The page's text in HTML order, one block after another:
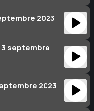
2023
septembre
2023